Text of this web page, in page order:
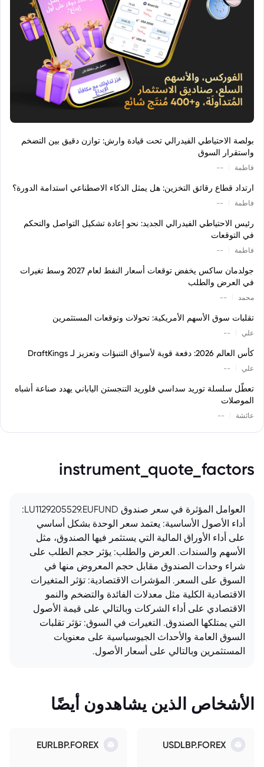
بولصة الاحتياطي الفيدرالي تحت قيادة وارش: توازن دقيق بين التضخم
واستقرار السوق
فاطمة --
ارتداد قطاع رقائق التخزين: هل يمثل الذكاء الاصطناعي استدامة الدورة؟
فاطمة --
رئيس الاحتياطي الفيدرالي الجديد: نحو إعادة تشكيل التواصل والتحكم
في التوقعات
فاطمة --
جولدمان ساكس يخفض توقعات أسعار النفط لعام 2027 وسط تغيرات
في العرض والطلب
محمد --
تقلبات سوق الأسهم الأمريكية: تحولات وتوقعات المستثمرين
علي --
كأس العالم 2026: دفعة قوية لأسواق التنبؤات وتعزيز لـ DraftKings
علي --
تعطّل سلسلة توريد سداسي فلوريد التنجستن الياباني يهدد صناعة أشباه
الموصلات
عائشة --
instrument_quote_factors
العوامل المؤثرة في سعر صندوق LU1129205529.EUFUND:
أداء الأصول الأساسية: يعتمد سعر الوحدة بشكل أساسي
على أداء الأوراق المالية التي يستثمر فيها الصندوق، مثل
الأسهم والسندات. العرض والطلب: يؤثر حجم الطلب على
شراء وحدات الصندوق مقابل حجم المعروض منها في
السوق على السعر. المؤشرات الاقتصادية: تؤثر المتغيرات
الاقتصادية الكلية مثل معدلات الفائدة والتضخم والنمو
الاقتصادي على أداء الشركات وبالتالي على قيمة الأصول
التي يمتلكها الصندوق. التغيرات في السوق: تؤثر تقلبات
السوق العامة والأحداث الجيوسياسية على معنويات
المستثمرين وبالتالي على أسعار الأصول.
الأشخاص الذين يشاهدون أيضًا
USDLBP.FOREX
EURLBP.FOREX